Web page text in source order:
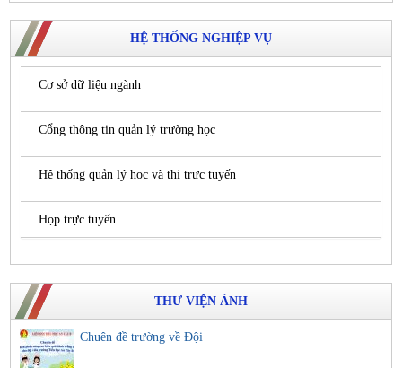
HỆ THỐNG NGHIỆP VỤ
Cơ sở dữ liệu ngành
Cổng thông tin quản lý trường học
Hệ thống quản lý học và thi trực tuyến
Họp trực tuyến
THƯ VIỆN ẢNH
Chuên đề trường về Đội